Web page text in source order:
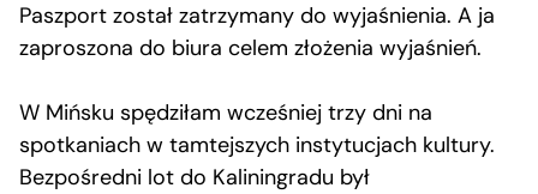
Paszport został zatrzymany do wyjaśnienia. A ja
zaproszona do biura celem złożenia wyjaśnień.
W Mińsku spędziłam wcześniej trzy dni na
spotkaniach w tamtejszych instytucjach kultury.
Bezpośredni lot do Kaliningradu był